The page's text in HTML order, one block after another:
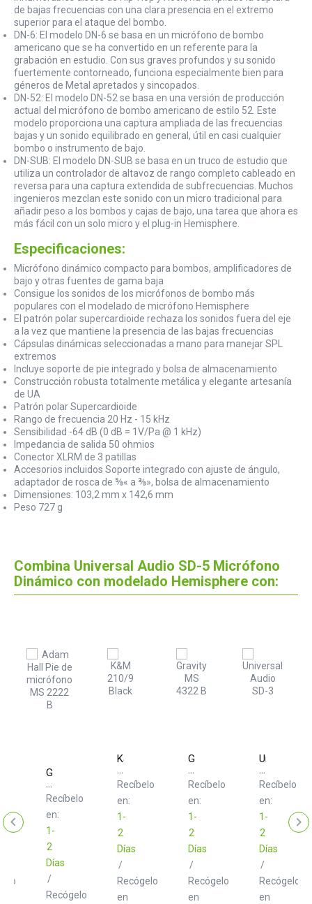
de bajas frecuencias con una clara presencia en el extremo
superior para el ataque del bombo.
DN-6: El modelo DN-6 se basa en un micrófono de bombo
americano que se ha convertido en un referente para la
grabación en estudio. Con sus graves profundos y su sonido
fuertemente contorneado, funciona especialmente bien para
géneros de Metal apretados y sincopados.
DN-52: El modelo DN-52 se basa en una versión de producción
actual del micrófono de bombo americano de estilo 52. Este
modelo proporciona una captura ampliada de las frecuencias
bajas y un sonido equilibrado en general, útil en casi cualquier
bombo o instrumento de bajo.
DN-SUB: El modelo DN-SUB se basa en un truco de estudio que
utiliza un controlador de altavoz de rango completo cableado en
reversa para una captura extendida de subfrecuencias. Muchos
ingenieros mezclan este sonido con un micro tradicional para
añadir peso a los bombos y cajas de bajo, una tarea que ahora es
más fácil con un solo micro y el plug-in Hemisphere.
Especificaciones:
Micrófono dinámico compacto para bombos, amplificadores de
bajo y otras fuentes de gama baja
Consigue los sonidos de los micrófonos de bombo más
populares con el modelado de micrófono Hemisphere
El patrón polar supercardioide rechaza los sonidos fuera del eje
a la vez que mantiene la presencia de las bajas frecuencias
Cápsulas dinámicas seleccionadas a mano para manejar SPL
extremos
Incluye soporte de pie integrado y bolsa de almacenamiento
Construcción robusta totalmente metálica y elegante artesanía
de UA
Patrón polar Supercardioide
Rango de frecuencia 20 Hz - 15 kHz
Sensibilidad -64 dB (0 dB = 1V/Pa @ 1 kHz)
Impedancia de salida 50 ohmios
Conector XLRM de 3 patillas
Accesorios incluidos Soporte integrado con ajuste de ángulo,
adaptador de rosca de ⅝« a ⅜», bolsa de almacenamiento
Dimensiones: 103,2 mm x 142,6 mm
Peso 727 g
Combina Universal Audio SD-5 Micrófono
Dinámico con modelado Hemisphere con:
Gravity
MS
2222
B
Pie
de
micrófono
corto
Recíbelo
en:
1-
2
Días
/
Recógelo
K&M
210/9
Black
Recíbelo
en:
1-
2
Días
/
Recógelo
en
Gravity
MS
4322
B
Recíbelo
en:
1-
2
Días
/
Recógelo
en
Universal
Audio
SD-
3
Micrófono
Dinámico
con
modelado
Recíbelo
en:
1-
2
Días
/
Recógelo
en